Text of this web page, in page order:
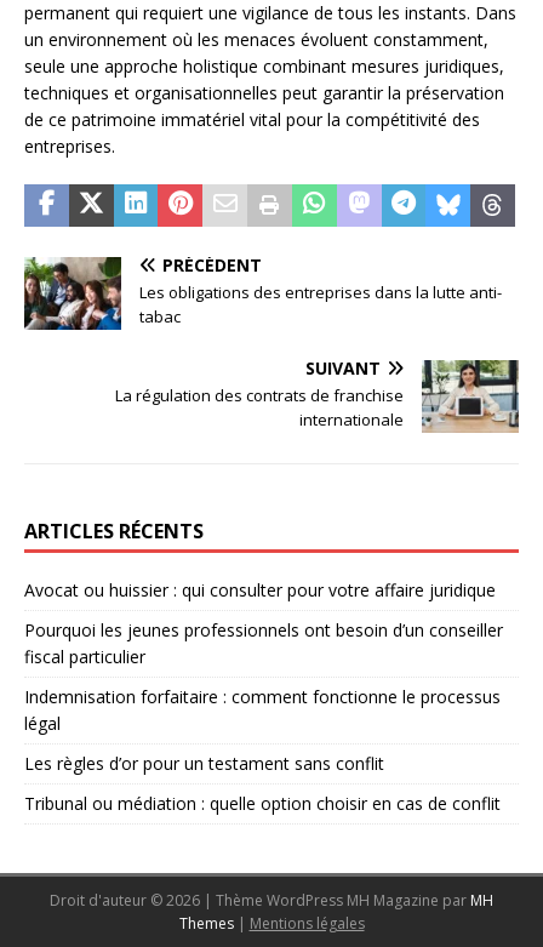
permanent qui requiert une vigilance de tous les instants. Dans
un environnement où les menaces évoluent constamment,
seule une approche holistique combinant mesures juridiques,
techniques et organisationnelles peut garantir la préservation
de ce patrimoine immatériel vital pour la compétitivité des
entreprises.
PRÉCÉDENT
Les obligations des entreprises dans la lutte anti-
tabac
SUIVANT
La régulation des contrats de franchise
internationale
ARTICLES RÉCENTS
Avocat ou huissier : qui consulter pour votre affaire juridique
Pourquoi les jeunes professionnels ont besoin d’un conseiller
fiscal particulier
Indemnisation forfaitaire : comment fonctionne le processus
légal
Les règles d’or pour un testament sans conflit
Tribunal ou médiation : quelle option choisir en cas de conflit
Droit d'auteur © 2026 | Thème WordPress MH Magazine par MH
Themes | Mentions légales